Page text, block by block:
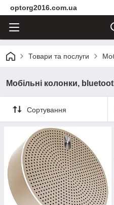
optorg2016.com.ua
Товари та послуги
Мобільні колонки,
Сортування